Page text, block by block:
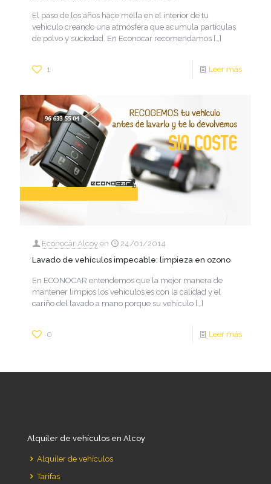
El paso de los años hace mella en el interior de tu
vehículo creando una atmósfera que acumula partículas
de polvo y suciedad. En Econocar recomendamos […]
1 Leer más
Econocar Alcoy en
24/01/2014
Lavado de vehículos impecable: limpieza en ozono
En ECONOCAR entendemos que la mejor manera de
mantener limpios los vehículos es con la calidad y el
cariño del lavado a mano porque su vehículo […]
0 Leer más
Alquiler de vehículos en Alcoy
Alquiler de vehículos
Tarifas